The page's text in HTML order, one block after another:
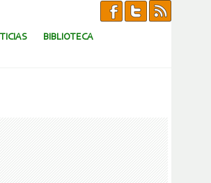
BIBLIOTECA